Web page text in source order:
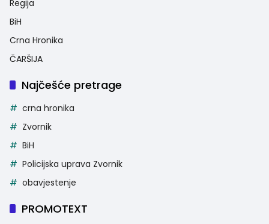
Regija
BiH
Crna Hronika
ČARŠIJA
Najčešće pretrage
crna hronika
Zvornik
BiH
Policijska uprava Zvornik
obavjestenje
PROMOTEXT